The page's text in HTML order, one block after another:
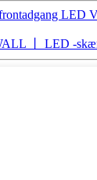
LED
丨 LED -